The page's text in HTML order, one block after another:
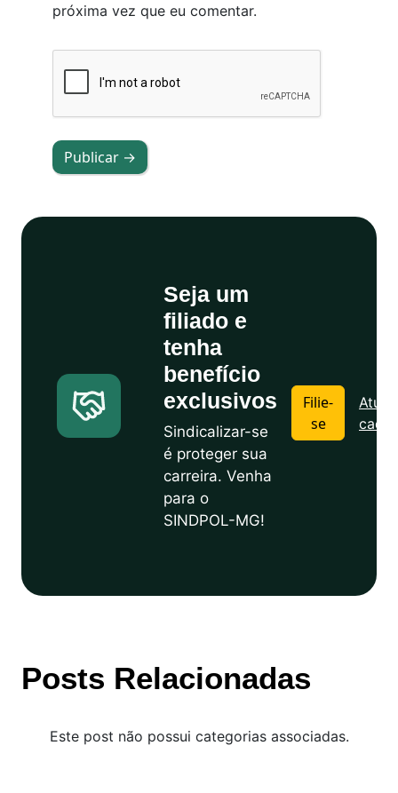
próxima vez que eu comentar.
Publicar →
Seja um
filiado e
tenha
benefício
exclusivos
Sindicalizar-se
é proteger sua
carreira. Venha
para o
SINDPOL-MG!
Filie-
se
Posts Relacionadas
Este post não possui categorias associadas.